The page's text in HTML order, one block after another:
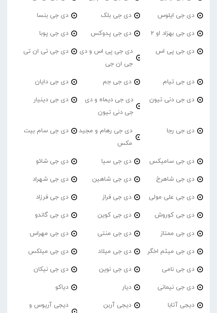
دی جی ایلوس دی جی بلک دی جی بنسا
دی جی بهزاد او 2 دی جی پدوکس دی جی پوبا
دی جی پی اس
دی جی پی اس و دی
جی ان جی
دی جی تی ان تی
دی جی تیام دی جی جم دی جی دایان
دی جی دنی تیون
دی جی دیماه و دی
جی دنی تیون
دی جی دینیار
دی جی رجا
دی جی رهام و مجید
مکس
دی جی سام بیت
دی جی سامیکس دی جی سیا دی جی شائو
دی جی شاهرخ دی جی شاهین دی جی شهراد
دی جی علی مولی دی جی فراز دی جی فرزاد
دی جی کوروش دی جی کوین دی جی گاندو
دی جی ممتاز دی جی منتی دی جی مهراس
دی جی میثم اخگر دی جی میلاد دی جی میلکس
دی جی نامی دی جی نوین دی جی نیکان
دی جی نیمانی دیار دیاکو
دیجی آتابا دیجی آربن
دیجی آریوس و